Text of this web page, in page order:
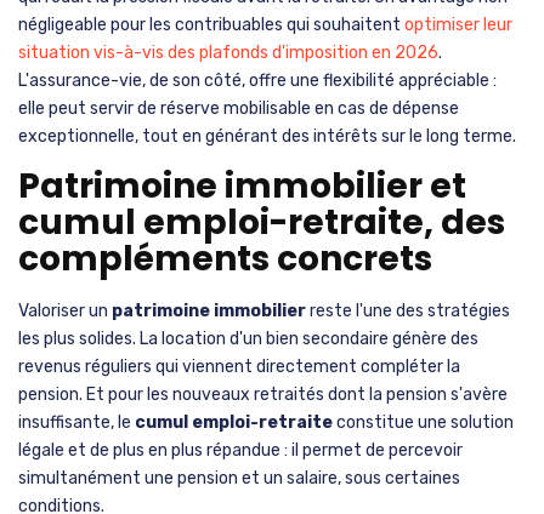
négligeable pour les contribuables qui souhaitent optimiser leur
situation vis-à-vis des plafonds d'imposition en 2026.
L'assurance-vie, de son côté, offre une flexibilité appréciable :
elle peut servir de réserve mobilisable en cas de dépense
exceptionnelle, tout en générant des intérêts sur le long terme.
Patrimoine immobilier et
cumul emploi-retraite, des
compléments concrets
Valoriser un patrimoine immobilierreste l'une des stratégies
les plus solides. La location d'un bien secondaire génère des
revenus réguliers qui viennent directement compléter la
pension. Et pour les nouveaux retraités dont la pension s'avère
insuffisante, le cumul emploi-retraiteconstitue une solution
légale et de plus en plus répandue : il permet de percevoir
simultanément une pension et un salaire, sous certaines
conditions.